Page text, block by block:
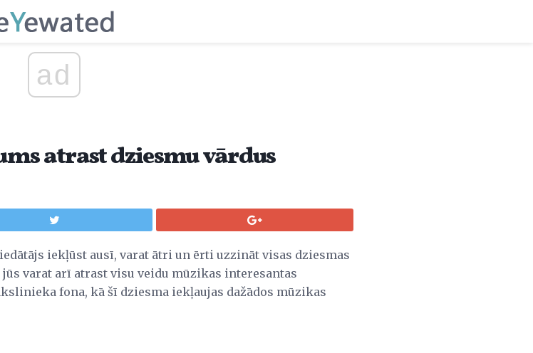
ad
atrast dziesmu vārdus
iekļūst ausī, varat ātri un ērti uzzināt visas dziesmas
varat arī atrast visu veidu mūzikas interesantas
fona, kā šī dziesma iekļaujas dažādos mūzikas